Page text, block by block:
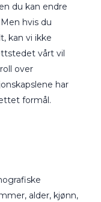
du kan endre
hvis du
kan vi ikke
vårt vil
over
har
formål.
alder, kjønn,